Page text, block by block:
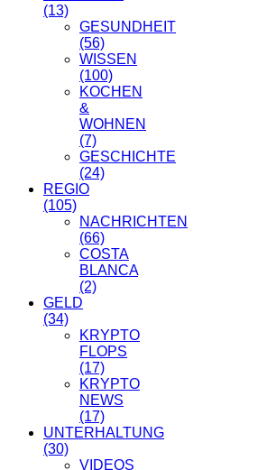
(13)
GESUNDHEIT
(56)
WISSEN
(100)
KOCHEN
&
WOHNEN
(7)
GESCHICHTE
(24)
REGIO
(105)
NACHRICHTEN
(66)
COSTA
BLANCA
(2)
GELD
(34)
KRYPTO
FLOPS
(17)
KRYPTO
NEWS
(17)
UNTERHALTUNG
(30)
VIDEOS